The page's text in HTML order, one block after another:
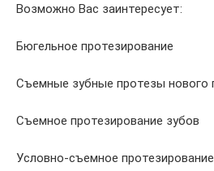
Возможно Вас заинтересует:
Бюгельное протезирование
Съемные зубные протезы нового
Съемное протезирование зубов
Условно-съемное протезирование